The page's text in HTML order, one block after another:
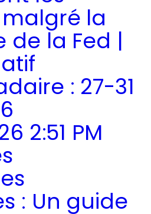
la
de la Fed |
: 27-31
2:51 PM
: Un guide